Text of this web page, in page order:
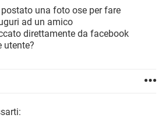
WHATSAPP
FACEBOOK
WINDOWS 10
WHATSAPP
GAMING
ANDROID
una foto ose per fare
ad un amico
direttamente da facebook
utente?